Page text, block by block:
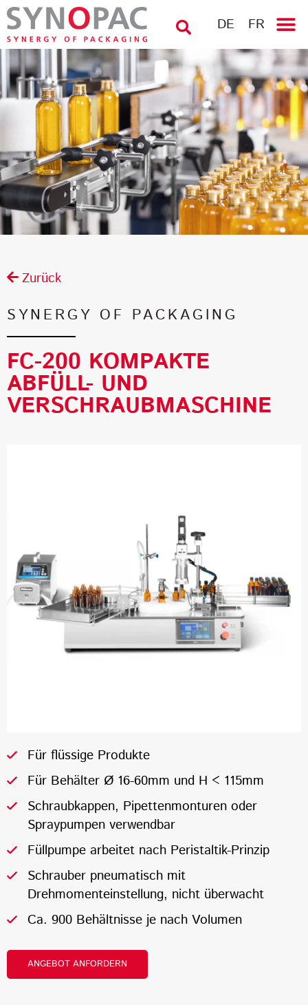
DE FR
Zurück
SYNERGY OF PACKAGING
FC-200 KOMPAKTE
ABFÜLL- UND
VERSCHRAUBMASCHINE
Für flüssige Produkte
Für Behälter Ø 16-60mm und H < 115mm
Schraubkappen, Pipettenmonturen oder
Spraypumpen verwendbar
Füllpumpe arbeitet nach Peristaltik-Prinzip
Schrauber pneumatisch mit
Drehmomenteinstellung, nicht überwacht
Ca. 900 Behältnisse je nach Volumen
ANGEBOT ANFORDERN